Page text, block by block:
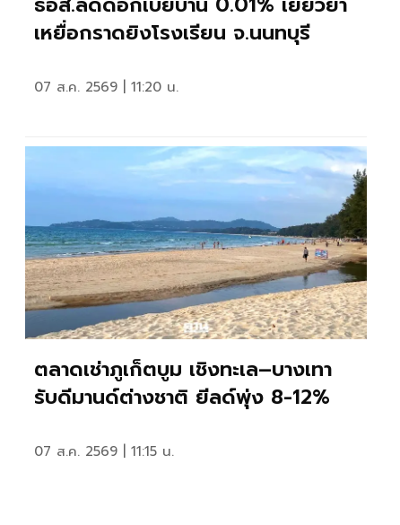
เหยื่อกราดยิงโรงเรียน จ.นนทบุรี
07 ส.ค. 2569 | 11:20 น.
ตลาดเช่าภูเก็ตบูม เชิงทะเล–บางเทา
รับดีมานด์ต่างชาติ ยีลด์พุ่ง 8-12%
07 ส.ค. 2569 | 11:15 น.